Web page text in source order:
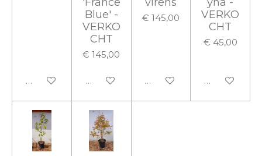
In winkelwagen
Blue' -
VERKO
CHT
€ 145,00
Houd mij op de hoogte
€ 145,00
In winkelwagen
VERKO
CHT
€ 45,00
Houd mij